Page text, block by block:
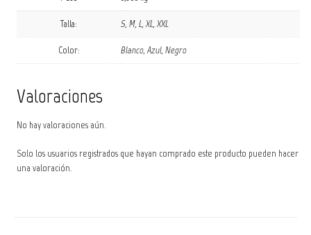
Talla: S, M, L, XL, XXL
Color: Blanco, Azul, Negro
Valoraciones
No hay valoraciones aún.
Solo los usuarios registrados que hayan comprado este producto pueden hacer
una valoración.